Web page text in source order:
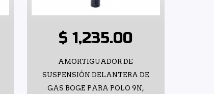
$ 1,235.00
AMORTIGUADOR DE
SUSPENSIÓN DELANTERA DE
GAS BOGE PARA POLO 9N,